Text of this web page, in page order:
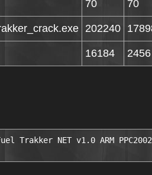
70 70
202240
16184 2456
Trakker NET v1.0 ARM PPC2002